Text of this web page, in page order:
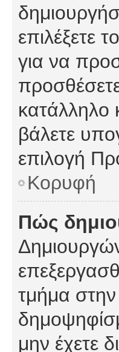
επιλέξετε το
για να
κατάλληλο
βάλετε
επιλογή
Κορυφή
Πώς
τμήμα
μην έχετε